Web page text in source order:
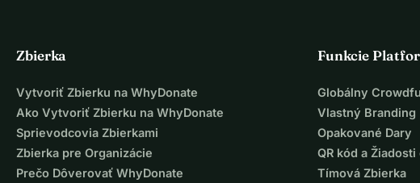
Zbierka
Vytvoriť Zbierku na WhyDonate
Ako Vytvoriť Zbierku na WhyDonate
Sprievodcovia Zbierkami
Zbierka pre Organizácie
Prečo Dôverovať WhyDonate
Funkcie
Globálny
Vlastný Branding
Opakované Dary
QR kód a Žiadosti
Tímová Zbierka